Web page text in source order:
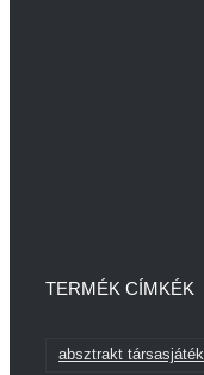
TERMÉK CÍMKÉK
absztrakt társasjáték